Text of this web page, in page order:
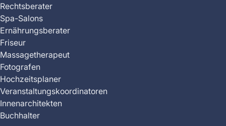
Rechtsberater
Spa-Salons
Ernährungsberater
Friseur
Massagetherapeut
Fotografen
Hochzeitsplaner
Veranstaltungskoordinatoren
Innenarchitekten
Buchhalter